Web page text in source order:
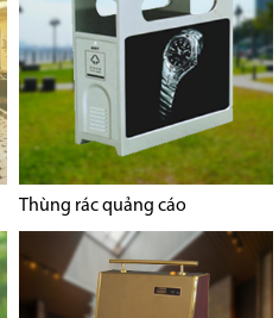
Thùng rác quảng cáo